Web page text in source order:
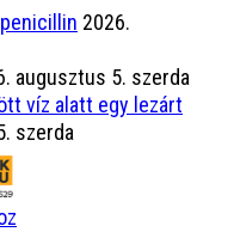
2026.
augusztus 5. szerda
víz alatt egy lezárt
szerda